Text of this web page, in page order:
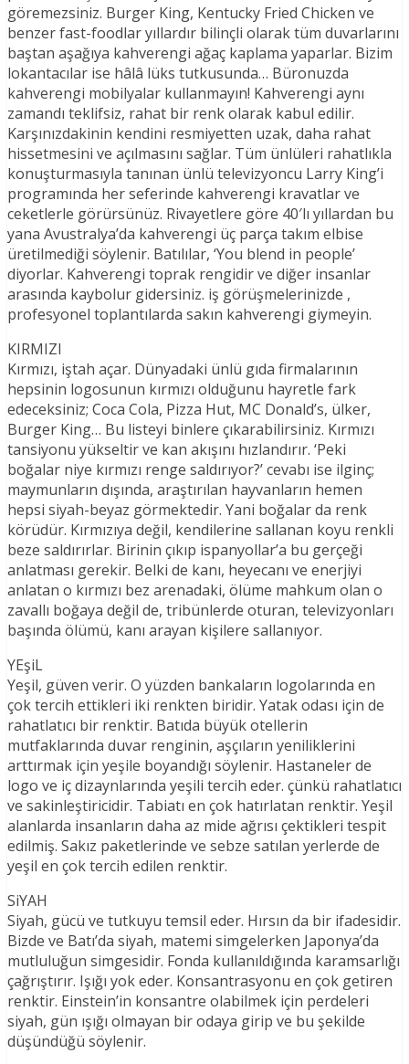
göremezsiniz. Burger King, Kentucky Fried Chicken ve
benzer fast-foodlar yıllardır bilinçli olarak tüm duvarlarını
baştan aşağıya kahverengi ağaç kaplama yaparlar. Bizim
lokantacılar ise hâlâ lüks tutkusunda… Büronuzda
kahverengi mobilyalar kullanmayın! Kahverengi aynı
zamandı teklifsiz, rahat bir renk olarak kabul edilir.
Karşınızdakinin kendini resmiyetten uzak, daha rahat
hissetmesini ve açılmasını sağlar. Tüm ünlüleri rahatlıkla
konuşturmasıyla tanınan ünlü televizyoncu Larry King’i
programında her seferinde kahverengi kravatlar ve
ceketlerle görürsünüz. Rivayetlere göre 40′lı yıllardan bu
yana Avustralya’da kahverengi üç parça takım elbise
üretilmediği söylenir. Batılılar, ‘You blend in people’
diyorlar. Kahverengi toprak rengidir ve diğer insanlar
arasında kaybolur gidersiniz. iş görüşmelerinizde ,
profesyonel toplantılarda sakın kahverengi giymeyin.
KIRMIZI
Kırmızı, iştah açar. Dünyadaki ünlü gıda firmalarının
hepsinin logosunun kırmızı olduğunu hayretle fark
edeceksiniz; Coca Cola, Pizza Hut, MC Donald’s, ülker,
Burger King… Bu listeyi binlere çıkarabilirsiniz. Kırmızı
tansiyonu yükseltir ve kan akışını hızlandırır. ‘Peki
boğalar niye kırmızı renge saldırıyor?’ cevabı ise ilginç;
maymunların dışında, araştırılan hayvanların hemen
hepsi siyah-beyaz görmektedir. Yani boğalar da renk
körüdür. Kırmızıya değil, kendilerine sallanan koyu renkli
beze saldırırlar. Birinin çıkıp ispanyollar’a bu gerçeği
anlatması gerekir. Belki de kanı, heyecanı ve enerjiyi
anlatan o kırmızı bez arenadaki, ölüme mahkum olan o
zavallı boğaya değil de, tribünlerde oturan, televizyonları
başında ölümü, kanı arayan kişilere sallanıyor.
YEşiL
Yeşil, güven verir. O yüzden bankaların logolarında en
çok tercih ettikleri iki renkten biridir. Yatak odası için de
rahatlatıcı bir renktir. Batıda büyük otellerin
mutfaklarında duvar renginin, aşçıların yeniliklerini
arttırmak için yeşile boyandığı söylenir. Hastaneler de
logo ve iç dizaynlarında yeşili tercih eder. çünkü rahatlatıcı
ve sakinleştiricidir. Tabiatı en çok hatırlatan renktir. Yeşil
alanlarda insanların daha az mide ağrısı çektikleri tespit
edilmiş. Sakız paketlerinde ve sebze satılan yerlerde de
yeşil en çok tercih edilen renktir.
SiYAH
Siyah, gücü ve tutkuyu temsil eder. Hırsın da bir ifadesidir.
Bizde ve Batı’da siyah, matemi simgelerken Japonya’da
mutluluğun simgesidir. Fonda kullanıldığında karamsarlığı
çağrıştırır. Işığı yok eder. Konsantrasyonu en çok getiren
renktir. Einstein’in konsantre olabilmek için perdeleri
siyah, gün ışığı olmayan bir odaya girip ve bu şekilde
düşündüğü söylenir.